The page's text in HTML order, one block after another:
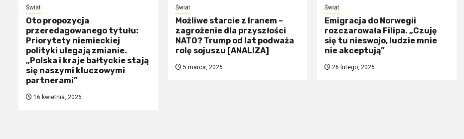
Świat
Oto propozycja
przeredagowanego tytułu:
Priorytety niemieckiej
polityki ulegają zmianie.
„Polska i kraje bałtyckie stają
się naszymi kluczowymi
partnerami”
16 kwietnia, 2026
Świat
Możliwe starcie z Iranem –
zagrożenie dla przyszłości
NATO? Trump od lat podważa
rolę sojuszu [ANALIZA]
5 marca, 2026
Świat
Emigracja do Norwegii
rozczarowała Filipa. „Czuję
się tu nieswojo, ludzie mnie
nie akceptują”
26 lutego, 2026